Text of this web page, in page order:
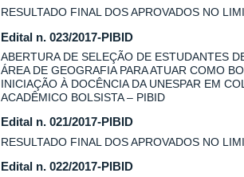
RESULTADO FINAL DOS APROVADOS NO
Edital n. 023/2017-PIBID
ABERTURA DE SELEÇÃO DE ESTUDANTES
ÁREA DE GEOGRAFIA PARA ATUAR COMO
INICIAÇÃO À DOCÊNCIA DA UNESPAR EM
ACADÊMICO BOLSISTA – PIBID
Edital n. 021/2017-PIBID
RESULTADO FINAL DOS APROVADOS NO
Edital n. 022/2017-PIBID